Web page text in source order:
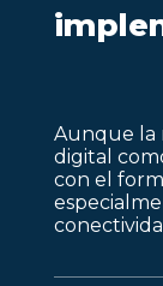
Aunque la
digital
con el